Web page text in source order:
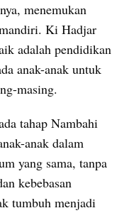
menemukan
Ki Hadjar
adalah pendidikan
anak-anak untuk
masing.
tahap Nambahi
anak dalam
yang sama, tanpa
kebebasan
tumbuh menjadi